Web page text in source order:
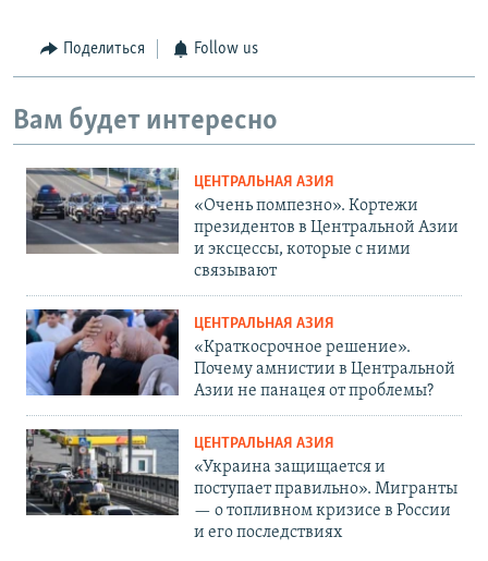
Поделиться Follow us
Вам будет интересно
ЦЕНТРАЛЬНАЯ АЗИЯ
«Очень помпезно». Кортежи
президентов в Центральной Азии
и эксцессы, которые с ними
связывают
ЦЕНТРАЛЬНАЯ АЗИЯ
«Краткосрочное решение».
Почему амнистии в Центральной
Азии не панацея от проблемы?
ЦЕНТРАЛЬНАЯ АЗИЯ
«Украина защищается и
поступает правильно». Мигранты
— о топливном кризисе в России
и его последствиях